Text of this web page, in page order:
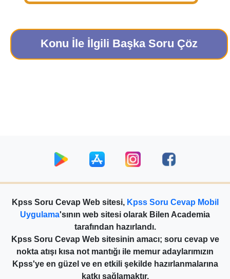
Konu İle İlgili Başka Soru Çöz
Kpss Soru Cevap Web sitesi, Kpss Soru Cevap Mobil
Uygulama'sının web sitesi olarak Bilen Academia
tarafından hazırlandı.
Kpss Soru Cevap Web sitesinin amacı; soru cevap ve
nokta atışı kısa not mantığı ile memur adaylarımızın
Kpss'ye en güzel ve en etkili şekilde hazırlanmalarına
katkı sağlamaktır.